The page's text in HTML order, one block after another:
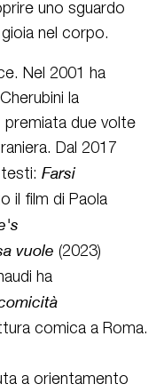
uno sguardo
nel corpo.
Nel 2001 ha
la
due volte
Dal 2017
Farsi
il film di Paola
vuole (2023)
ha
comica a Roma.
a orientamento